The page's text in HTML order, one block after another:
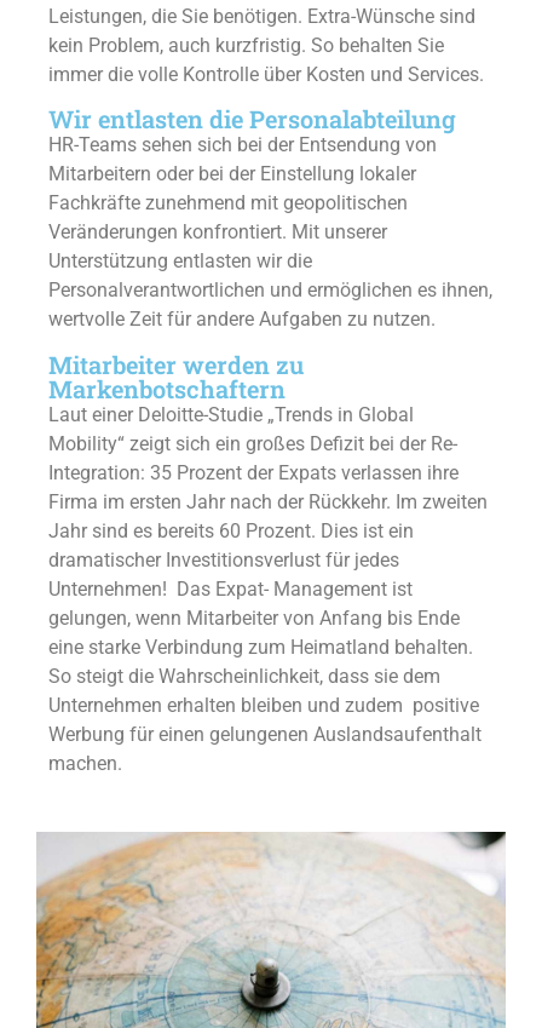
Leistungen, die Sie benötigen. Extra-Wünsche sind
kein Problem, auch kurzfristig. So behalten Sie
immer die volle Kontrolle über Kosten und Services.
Wir entlasten die Personalabteilung
HR-Teams sehen sich bei der Entsendung von
Mitarbeitern oder bei der Einstellung lokaler
Fachkräfte zunehmend mit geopolitischen
Veränderungen konfrontiert. Mit unserer
Unterstützung entlasten wir die
Personalverantwortlichen und ermöglichen es ihnen,
wertvolle Zeit für andere Aufgaben zu nutzen.
Mitarbeiter werden zu
Markenbotschaftern
Laut einer Deloitte-Studie „Trends in Global
Mobility“ zeigt sich ein großes Defizit bei der Re-
Integration: 35 Prozent der Expats verlassen ihre
Firma im ersten Jahr nach der Rückkehr. Im zweiten
Jahr sind es bereits 60 Prozent. Dies ist ein
dramatischer Investitionsverlust für jedes
Unternehmen! Das Expat- Management ist
gelungen, wenn Mitarbeiter von Anfang bis Ende
eine starke Verbindung zum Heimatland behalten.
So steigt die Wahrscheinlichkeit, dass sie dem
Unternehmen erhalten bleiben und zudem positive
Werbung für einen gelungenen Auslandsaufenthalt
machen.